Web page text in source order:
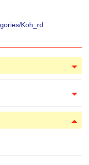
Koh_rd